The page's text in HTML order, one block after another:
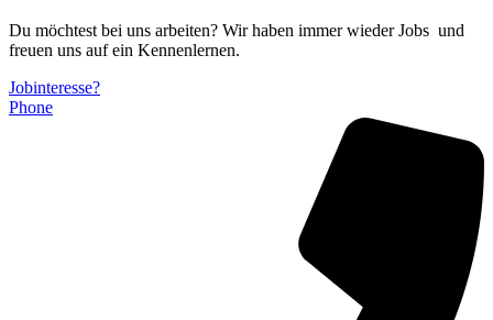
Du möchtest bei uns arbeiten? Wir haben immer wieder Jobs und
freuen uns auf ein Kennenlernen.
Jobinteresse?
Phone